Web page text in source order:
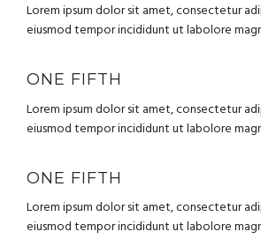
Lorem ipsum dolor sit amet, consectetur
eiusmod tempor incididunt ut labolore
ONE FIFTH
Lorem ipsum dolor sit amet, consectetur
eiusmod tempor incididunt ut labolore
ONE FIFTH
Lorem ipsum dolor sit amet, consectetur
eiusmod tempor incididunt ut labolore